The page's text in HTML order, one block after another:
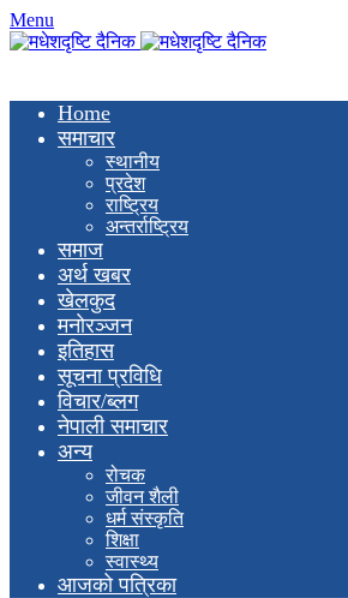
Menu
Home
समाचार
स्थानीय
प्रदेश
राष्ट्रिय
अन्तर्राष्ट्रिय
समाज
अर्थ खबर
खेलकुद
मनाेरञ्जन
इतिहास
सूचना प्रविधि
विचार/ब्लग
नेपाली समाचार
अन्य
रोचक
जीवन शैली
धर्म संस्कृति
शिक्षा
स्वास्थ्य
आजको पत्रिका